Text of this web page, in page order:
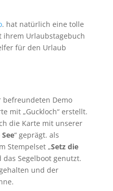
. hat natürlich eine tolle
ihrem Urlaubstagebuch
für den Urlaub
befreundeten Demo
mit „Guckloch“ erstellt.
die Karte mit unserer
“ geprägt. als
Stempelset „Setz die
Segelboot genutzt.
und der